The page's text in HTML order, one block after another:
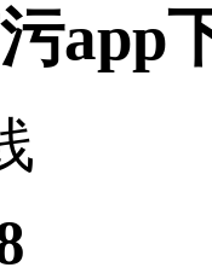
app